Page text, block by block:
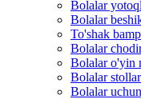
Bolalar
Bolalar
To'shak
Bolalar
Bolalar o'yin
Bolalar
Bolalar